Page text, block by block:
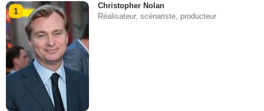
1
Christopher Nolan
Réalisateur, scénariste, producteur